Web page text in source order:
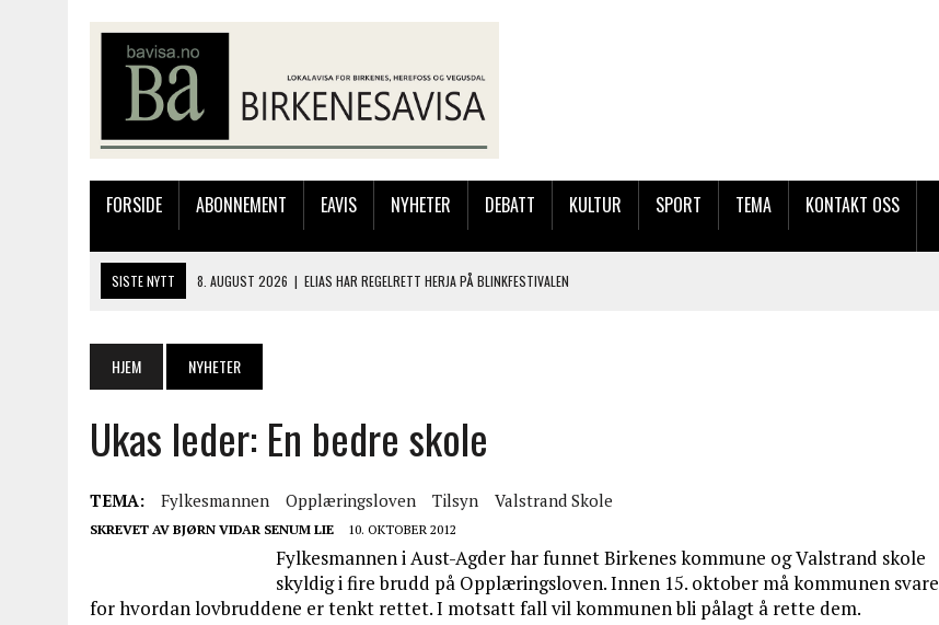
FORSIDE ABONNEMENT EAVIS NYHETER DEBATT KULTUR SPORT TEMA KONTAKT OSS
SISTE NYTT 8. AUGUST 2026 | ELIAS HAR REGELRETT HERJA PÅ BLINKFESTIVALEN
8. AUGUST 2026 | GAUSLÅ KILE OG HAUGEPLASS AANESEN TOK GULL OG BRONSE PÅ BLINK
8. AUGUST 2026
| TRE DAGER MED MARKEDER, MUSIKK OG FOLKEFEST
HJEM NYHETER
Ukas leder: En bedre skole
TEMA: Fylkesmannen Opplæringsloven Tilsyn Valstrand Skole
SKREVET AV BJØRN VIDAR SENUM LIE 10. OKTOBER 2012
Fylkesmannen i Aust-Agder har funnet Birkenes kommune og Valstrand skole
skyldig i fire brudd på Opplæringsloven. Innen 15. oktober må kommunen svare
for hvordan lovbruddene er tenkt rettet. I motsatt fall vil kommunen bli pålagt å rette dem.